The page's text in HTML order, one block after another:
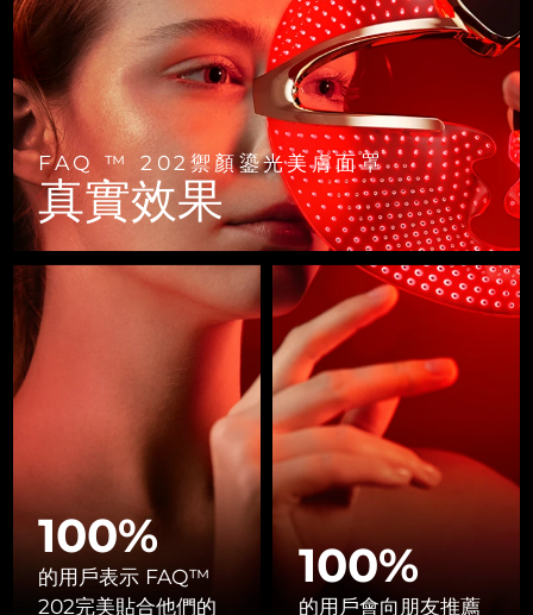
FAQ ™ 202禦顏鎏光美膚面罩
真實效果
100%
的用戶表示 FAQ™
202完美貼合他們的
100%
的用戶會向朋友推薦
LUNA™ 4 go
For travel or gym bag
LUNA™護膚
Premium cleansers & balm
LUNA™ 設備
All facial cleansing devices
BEAR™ 設備
All premium facelift devices
UFO™ 3 go
Portable red light therapy
面膜
Rejuvenation & hydration
UFO™ 設備
All deep facial hydration devices
issa™ 4 baby
For ages 0-3
issa™ Teeth Whitening Set
Dual LED + sonic device & 18% PAP gel
ISSA™ 設備
All silicone sonic toothbrushes
FAQ™ 102
Advanced clinical anti-aging
FAQ™ 103
Luxurious clinical anti-aging set
FAQ™ P1 Primer
Manuka honey primer
FAQ™護膚品
All FAQ™ skincare
FAQ™產品
All anti-aging treatments
FAQ™ 202
LED mask
FAQ™ 211
Anti-aging neck & décolleté LED mask
FAQ™ 221
Anti-aging LED hand mask
FAQ™護膚品
All FAQ™ skincare
FAQ™產品
All LED treatments
生髮
FAQ™ 301
LED hair strengthening scalp massager
FAQ™ Scalp Serum
Scalp recovery probiotic serum
FAQ™護膚品
All FAQ™ skincare
FAQ™產品
All hair treatments
肌膚年輕化
FAQ™ 501
Full-Spectrum Red Light Therapy
FAQ™ 502
Full-Spectrum Red Light Therapy
FAQ™ Red Light Serum
FAQ™ skincare
All FAQ™ skincare
FAQ™ products
All toning treatments
保健品
NEW
專業治療
PEACH™ 2 Pro Max
Professional IPL hair removal device
PEACH™ 2
IPL hair removal
身體護理
BEAR™ 2 body
Microcurrent body toning
LUNA™ 4 body
Massaging body brush
痘肌護理
ESPADA™ 2 plus
Recurring acne LED therapy
BEAR™ 2 eyes & lips
Microcurrent line smoothing device
克羅埃西亞 預計送達日期8/8/26
賽普勒斯 預計送達日期
捷克 預計送達日期8/8/26
丹麥 預計送達日期8/8/26
愛沙尼亞 預計送達日期 8/8/26
芬蘭 預計送達日期 8/8/26
法國 預計送達日期8/8/26
法屬玻里尼西亞 預計送達日期
德國 預計送達日期8/8/26
直布羅陀
希臘 預計送達日期 8/8/26